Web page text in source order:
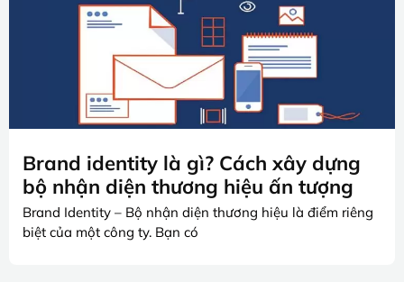
Brand identity là gì? Cách xây dựng
bộ nhận diện thương hiệu ấn tượng
Brand Identity – Bộ nhận diện thương hiệu là điểm riêng
biệt của một công ty. Bạn có